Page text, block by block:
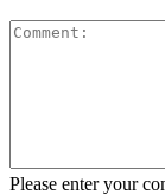
Please enter your